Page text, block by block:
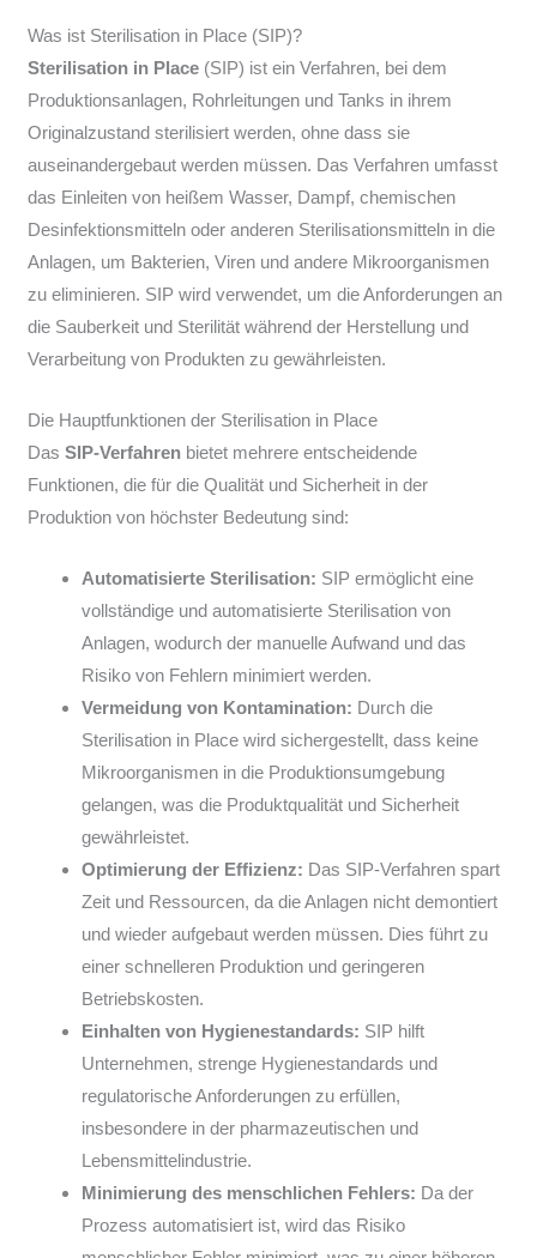
Was ist Sterilisation in Place (SIP)?
Sterilisation in Place (SIP) ist ein Verfahren, bei dem
Produktionsanlagen, Rohrleitungen und Tanks in ihrem
Originalzustand sterilisiert werden, ohne dass sie
auseinandergebaut werden müssen. Das Verfahren umfasst
das Einleiten von heißem Wasser, Dampf, chemischen
Desinfektionsmitteln oder anderen Sterilisationsmitteln in die
Anlagen, um Bakterien, Viren und andere Mikroorganismen
zu eliminieren. SIP wird verwendet, um die Anforderungen an
die Sauberkeit und Sterilität während der Herstellung und
Verarbeitung von Produkten zu gewährleisten.
Die Hauptfunktionen der Sterilisation in Place
DasSIP-Verfahren bietet mehrere entscheidende
Funktionen, die für die Qualität und Sicherheit in der
Produktion von höchster Bedeutung sind:
Automatisierte Sterilisation: SIP ermöglicht eine
vollständige und automatisierte Sterilisation von
Anlagen, wodurch der manuelle Aufwand und das
Risiko von Fehlern minimiert werden.
Vermeidung von Kontamination: Durch die
Sterilisation in Place wird sichergestellt, dass keine
Mikroorganismen in die Produktionsumgebung
gelangen, was die Produktqualität und Sicherheit
gewährleistet.
Optimierung der Effizienz: Das SIP-Verfahren spart
Zeit und Ressourcen, da die Anlagen nicht demontiert
und wieder aufgebaut werden müssen. Dies führt zu
einer schnelleren Produktion und geringeren
Betriebskosten.
Einhalten von Hygienestandards: SIP hilft
Unternehmen, strenge Hygienestandards und
regulatorische Anforderungen zu erfüllen,
insbesondere in der pharmazeutischen und
Lebensmittelindustrie.
Minimierung des menschlichen Fehlers: Da der
Prozess automatisiert ist, wird das Risiko